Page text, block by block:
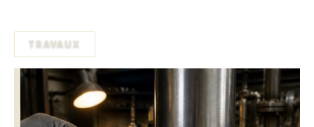
TRAVAUX